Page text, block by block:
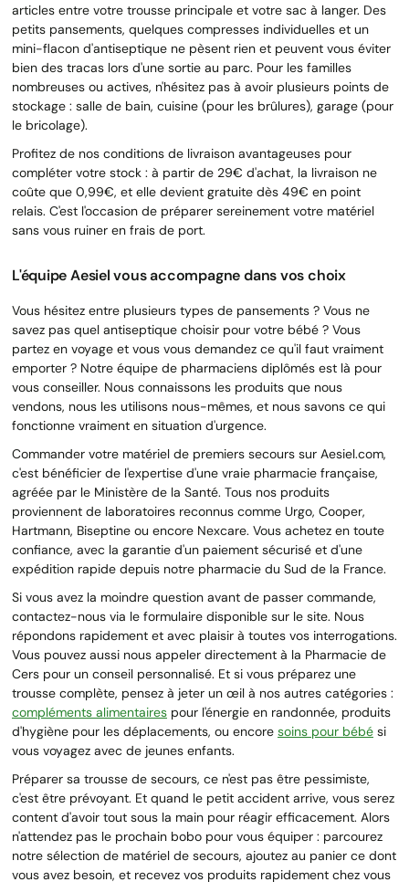
articles entre votre trousse principale et votre sac à langer. Des
petits pansements, quelques compresses individuelles et un
mini-flacon d'antiseptique ne pèsent rien et peuvent vous éviter
bien des tracas lors d'une sortie au parc. Pour les familles
nombreuses ou actives, n'hésitez pas à avoir plusieurs points de
stockage : salle de bain, cuisine (pour les brûlures), garage (pour
le bricolage).
Profitez de nos conditions de livraison avantageuses pour
compléter votre stock : à partir de 29€ d'achat, la livraison ne
coûte que 0,99€, et elle devient gratuite dès 49€ en point
relais. C'est l'occasion de préparer sereinement votre matériel
sans vous ruiner en frais de port.
L'équipe Aesiel vous accompagne dans vos choix
Vous hésitez entre plusieurs types de pansements ? Vous ne
savez pas quel antiseptique choisir pour votre bébé ? Vous
partez en voyage et vous vous demandez ce qu'il faut vraiment
emporter ? Notre équipe de pharmaciens diplômés est là pour
vous conseiller. Nous connaissons les produits que nous
vendons, nous les utilisons nous-mêmes, et nous savons ce qui
fonctionne vraiment en situation d'urgence.
Commander votre matériel de premiers secours sur Aesiel.com,
c'est bénéficier de l'expertise d'une vraie pharmacie française,
agréée par le Ministère de la Santé. Tous nos produits
proviennent de laboratoires reconnus comme Urgo, Cooper,
Hartmann, Biseptine ou encore Nexcare. Vous achetez en toute
confiance, avec la garantie d'un paiement sécurisé et d'une
expédition rapide depuis notre pharmacie du Sud de la France.
Si vous avez la moindre question avant de passer commande,
contactez-nous via le formulaire disponible sur le site. Nous
répondons rapidement et avec plaisir à toutes vos interrogations.
Vous pouvez aussi nous appeler directement à la Pharmacie de
Cers pour un conseil personnalisé. Et si vous préparez une
trousse complète, pensez à jeter un œil à nos autres catégories :
compléments alimentaires pour l'énergie en randonnée, produits
d'hygiène pour les déplacements, ou encore soins pour bébé si
vous voyagez avec de jeunes enfants.
Préparer sa trousse de secours, ce n'est pas être pessimiste,
c'est être prévoyant. Et quand le petit accident arrive, vous serez
content d'avoir tout sous la main pour réagir efficacement. Alors
n'attendez pas le prochain bobo pour vous équiper : parcourez
notre sélection de matériel de secours, ajoutez au panier ce dont
vous avez besoin, et recevez vos produits rapidement chez vous